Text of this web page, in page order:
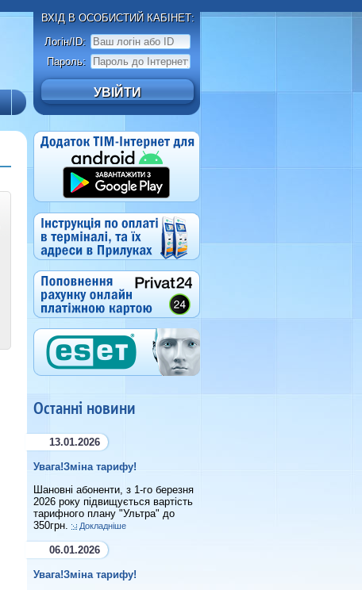
ВХІД В ОСОБИСТИЙ КАБІНЕТ:
Логін/ID:
Пароль:
Останні новини
13.01.2026
Увага!Зміна тарифу!
Шановні абоненти, з 1-го березня
2026 року підвищується вартість
тарифного плану "Ультра" до
350грн.
Докладніше
06.01.2026
Увага!Зміна тарифу!